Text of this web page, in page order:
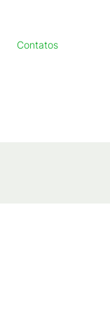
Contatos